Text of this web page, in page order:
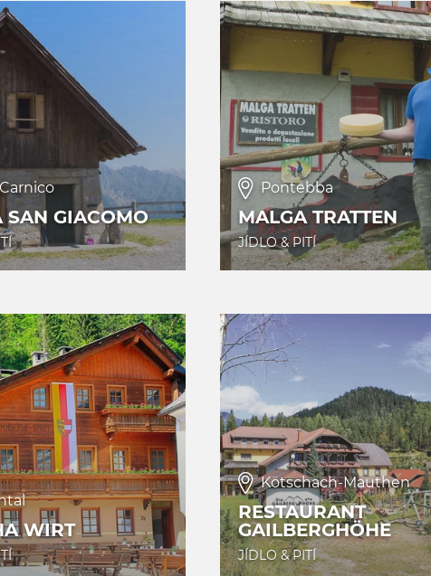
SAN GIACOMO
Pontebba
MALGA TRATTEN
JÍDLO & PITÍ
WIRT
Kötschach-Mauthen
RESTAURANT
GAILBERGHÖHE
JÍDLO & PITÍ